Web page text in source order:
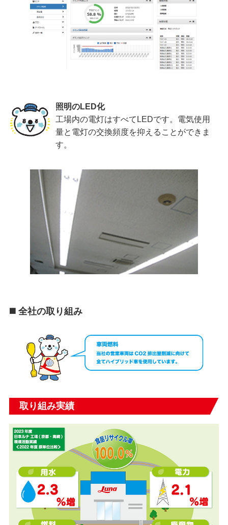
照明のLED化
工場内の電灯はすべてLEDです。電気使用
量と電灯の交換頻度を抑えることができま
す。
◼️ 全社の取り組み
取り組み実績